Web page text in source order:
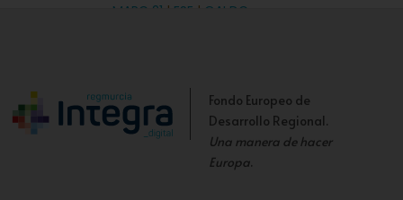
MARC 21 | ESE | OAI DC
Fondo Europeo de
Desarrollo Regional.
Una manera de hacer
Europa.